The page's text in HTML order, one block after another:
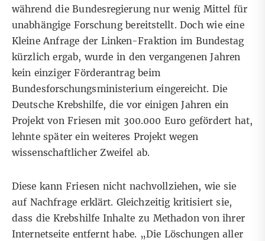
während die Bundesregierung nur wenig Mittel für
unabhängige Forschung bereitstellt. Doch wie eine
Kleine Anfrage der Linken-Fraktion im Bundestag
kürzlich ergab, wurde in den vergangenen Jahren
kein einziger Förderantrag beim
Bundesforschungsministerium eingereicht. Die
Deutsche Krebshilfe, die vor einigen Jahren ein
Projekt von Friesen mit 300.000 Euro gefördert hat,
lehnte später ein weiteres Projekt wegen
wissenschaftlicher Zweifel ab.
Diese kann Friesen nicht nachvollziehen, wie sie
auf Nachfrage erklärt. Gleichzeitig kritisiert sie,
dass die Krebshilfe Inhalte zu Methadon von ihrer
Internetseite entfernt habe. „Die Löschungen aller